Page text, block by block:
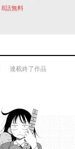
8話無料
連載終了作品